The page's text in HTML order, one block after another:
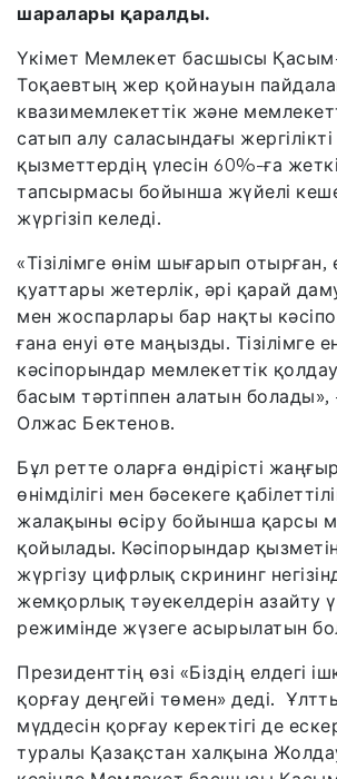
шаралары қаралды.
Үкімет Мемлекет басшысы
Тоқаевтың жер қойнауын
квазимемлекеттік және
сатып алу саласындағы
қызметтердің үлесін 60%-ға
тапсырмасы бойынша жүйелі
жүргізіп келеді.
«Тізілімге өнім шығарып отырған,
қуаттары жетерлік, әрі қарай
мен жоспарлары бар нақты
ғана енуі өте маңызды. Тізілімге
кәсіпорындар мемлекеттік
басым тәртіппен алатын болады»,
Олжас Бектенов.
Бұл ретте оларға өндірісті
өнімділігі мен бәсекеге
жалақыны өсіру бойынша қарсы
қойылады. Кәсіпорындар
жүргізу цифрлық скрининг
жемқорлық тәуекелдерін азайту
режимінде жүзеге асырылатын
Президенттің өзі «Біздің елдегі
қорғау деңгейі төмен» деді.
мүддесін қорғау керектігі де
туралы Қазақстан халқына